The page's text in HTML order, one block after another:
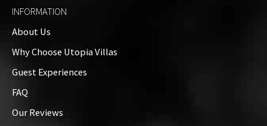
INFORMATION
About Us
Why Choose Utopia Villas
Guest Experiences
FAQ
Our Reviews